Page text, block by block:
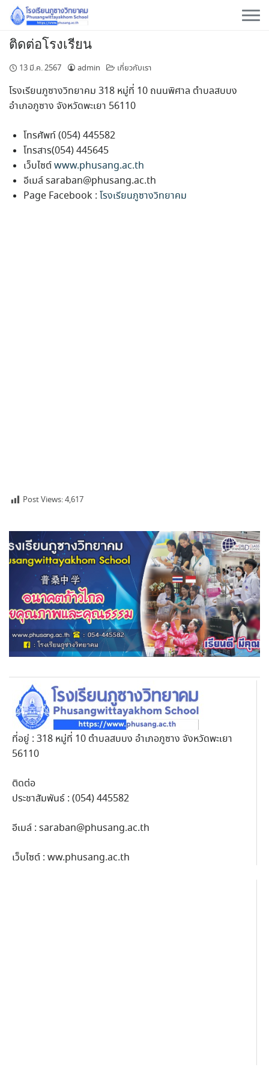
Skip
content
ติดต่อโรงเรียน
13 มี.ค. 2567 admin เกี่ยวกับเรา
โรงเรียนภูซางวิทยาคม 318 หมู่ที่ 10 ถนนพิศาล ตำบลสบบง
อำเภอภูซาง จังหวัดพะเยา 56110
โทรศัพท์ (054) 445582
โทรสาร(054) 445645
เว็บไซต์www.phusang.ac.th
อีเมล์saraban@phusang.ac.th
Page Facebook : โรงเรียนภูซางวิทยาคม
Post Views:4,617
ที่อยู่ : 318 หมู่ที่ 10 ตำบลสบบง อำเภอภูซาง จังหวัดพะเยา
56110
ติดต่อ
ประชาสัมพันธ์ : (054) 445582
อีเมล์ : saraban@phusang.ac.th
เว็บไซต์ : ww.phusang.ac.th